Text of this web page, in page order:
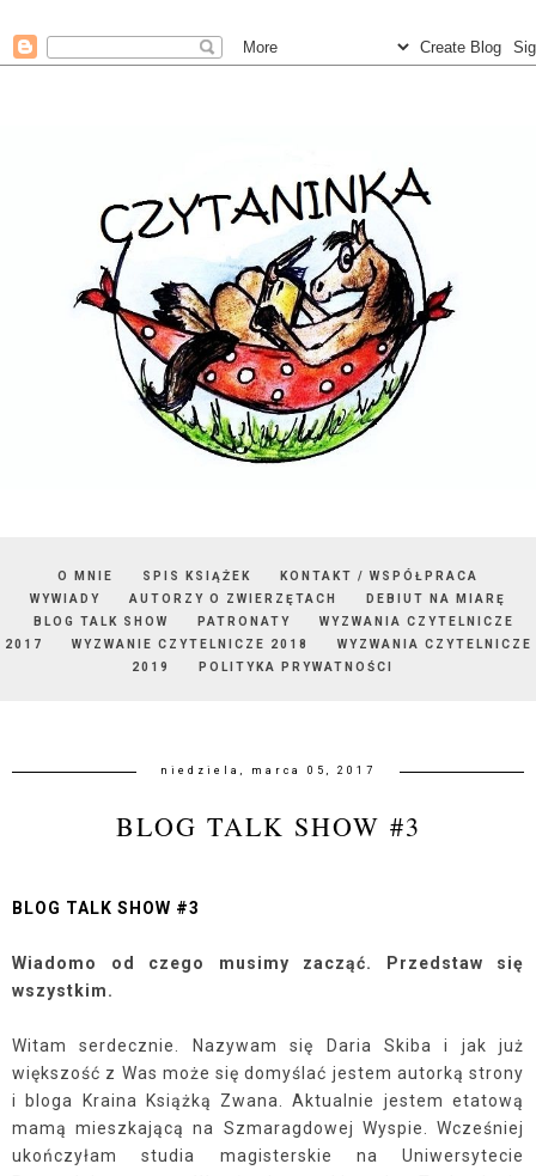
O MNIE SPIS KSIĄŻEK
KONTAKT / WSPÓŁPRACA
WYWIADY
AUTORZY O ZWIERZĘTACH
DEBIUT NA MIARĘ
BLOG TALK SHOW
PATRONATY
WYZWANIA CZYTELNICZE
2017
WYZWANIE CZYTELNICZE 2018
WYZWANIA CZYTELNICZE
2019
POLITYKA PRYWATNOŚCI
niedziela, marca 05, 2017
BLOG TALK SHOW #3
BLOG TALK SHOW #3
Wiadomo od czego musimy zacząć. Przedstaw się
wszystkim.
Witam serdecznie. Nazywam się Daria Skiba i jak już
większość z Was może się domyślać jestem autorką strony
i bloga Kraina Książką Zwana. Aktualnie jestem etatową
mamą mieszkającą na Szmaragdowej Wyspie. Wcześniej
ukończyłam studia magisterskie na Uniwersytecie